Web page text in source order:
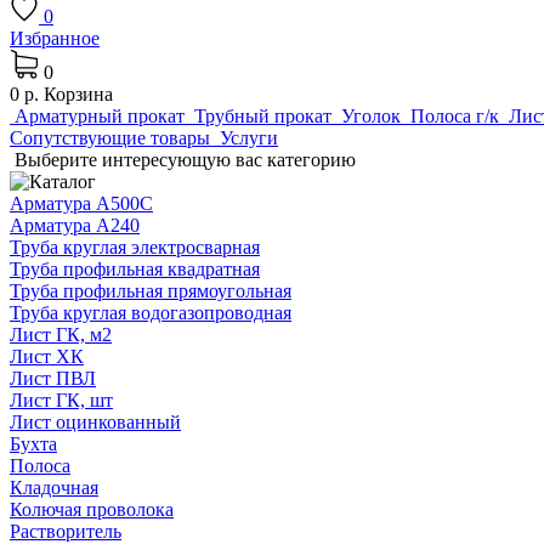
0
Избранное
0
0 р. Корзина
Арматурный прокат Трубный прокат Уголок Полоса г/к
Сопутствующие товары Услуги
Выберите интересующую вас категорию
Арматура А500С
Арматура А240
Труба круглая электросварная
Труба профильная квадратная
Труба профильная прямоугольная
Труба круглая водогазопроводная
Лист ГК, м2
Лист ХК
Лист ПВЛ
Лист ГК, шт
Лист оцинкованный
Бухта
Полоса
Кладочная
Колючая проволока
Растворитель